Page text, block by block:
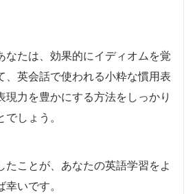
なたは、効果的にイディオムを覚
、英会話で使われる小粋な慣用表
現力を豊かにする方法をしっかり
しょう。
たことが、あなたの英語学習をよ
いです。